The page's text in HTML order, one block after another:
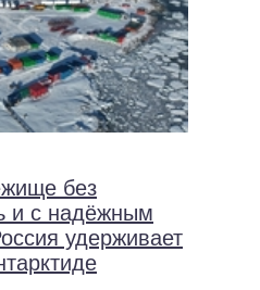
без
и с надёжным
удерживает